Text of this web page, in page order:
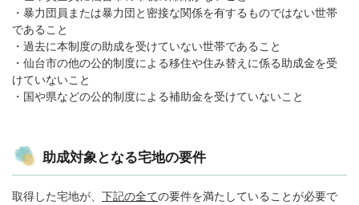
・暴力団員または暴力団と密接な関係を有するものではない世帯
であること
・過去に本制度の助成を受けていない世帯であること
・仙台市の他の公的制度による移住や住み替えに係る助成金を受
けていないこと
・国や県などの公的制度による補助金を受けていないこと
助成対象となる宅地の要件
取得した宅地が、 下記の全ての要件を満たしていることが必要で